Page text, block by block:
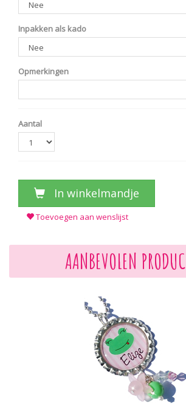
Inpakken als kado
Opmerkingen
Aantal
In winkelmandje
Toevoegen aan wenslijst
AANBEVOLEN